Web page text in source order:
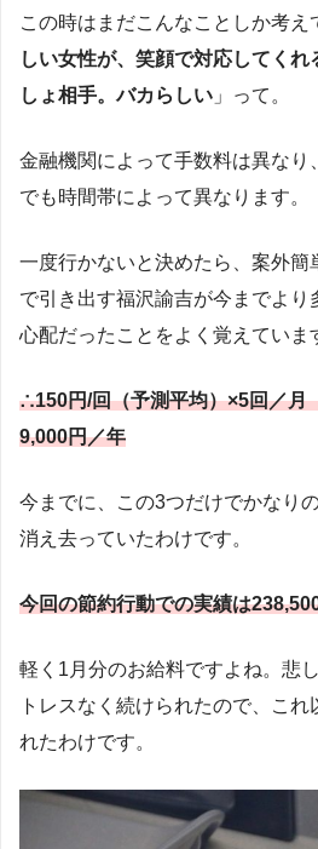
この時はまだこんなことしか考え
しい女性が、笑顔で対応してく
しょ相手。バカらしい 」って。
金融機関によって手数料は異なり
でも時間帯によって異なります。
一度行かないと決めたら、案外簡
で引き出す福沢諭吉が今までよ
心配だったことをよく覚えていま
∴150円/回（予測平均）×5回／月
9,000円／年
今までに、この3つだけでかなり
消え去っていたわけです。
今回の節約行動での実績は
軽く1月分のお給料ですよね。悲
トレスなく続けられたので、こ
れたわけです。